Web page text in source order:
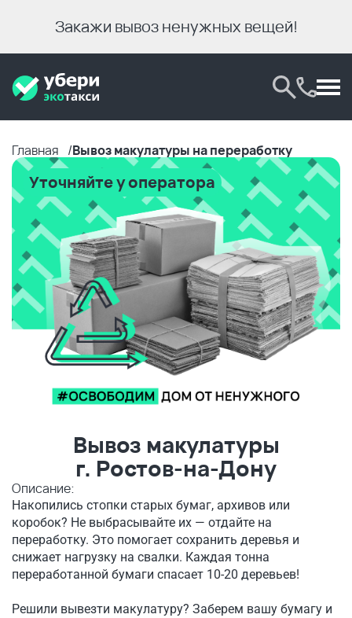
Закажи вывоз ненужных вещей!
Главная Вывоз макулатуры на переработку
Уточняйте у оператора
Вывоз макулатуры
г. Ростов-на-Дону
Описание:
Накопились стопки старых бумаг, архивов или
коробок? Не выбрасывайте их — отдайте на
переработку. Это помогает сохранить деревья и
снижает нагрузку на свалки. Каждая тонна
переработанной бумаги спасает 10-20 деревьев!
Решили вывезти макулатуру? Заберем вашу бумагу и